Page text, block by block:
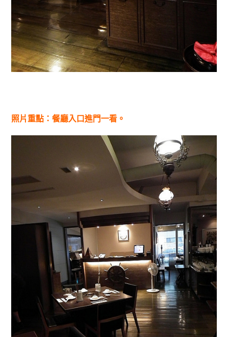
照片重點：餐廳入口進門一看。